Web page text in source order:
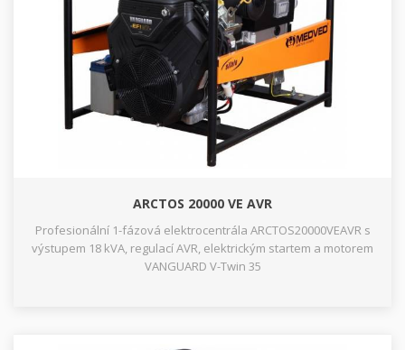
ARCTOS 20000 VE AVR
Profesionální 1-fázová elektrocentrála ARCTOS20000VEAVR s
výstupem 18 kVA, regulací AVR, elektrickým startem a motorem
VANGUARD V-Twin 35